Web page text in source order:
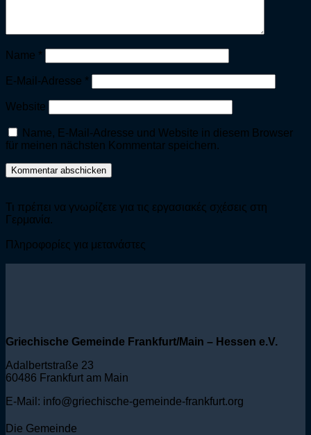
Name *
E-Mail-Adresse *
Website
Name, E-Mail-Adresse und Website in diesem Browser
für meinen nächsten Kommentar speichern.
Τι πρέπει να γνωρίζετε για τις εργασιακές σχέσεις στη
Γερμανία.
Πληροφορίες για μετανάστες
Griechische Gemeinde Frankfurt/Main – Hessen e.V.
Adalbertstraße 23
60486 Frankfurt am Main
E-Mail: info@griechische-gemeinde-frankfurt.org
Die Gemeinde